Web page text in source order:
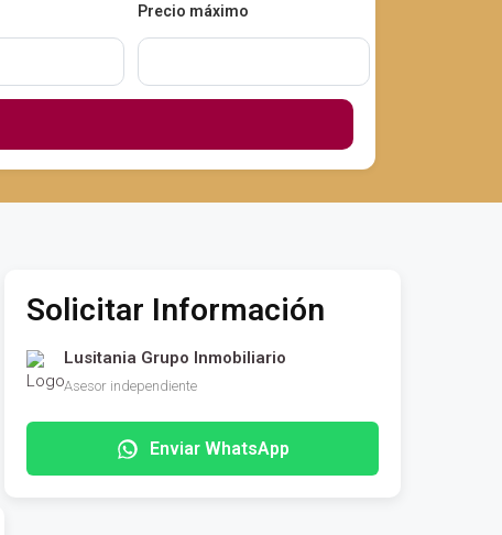
Precio máximo
Solicitar Información
Lusitania Grupo Inmobiliario
Asesor independiente
Enviar WhatsApp